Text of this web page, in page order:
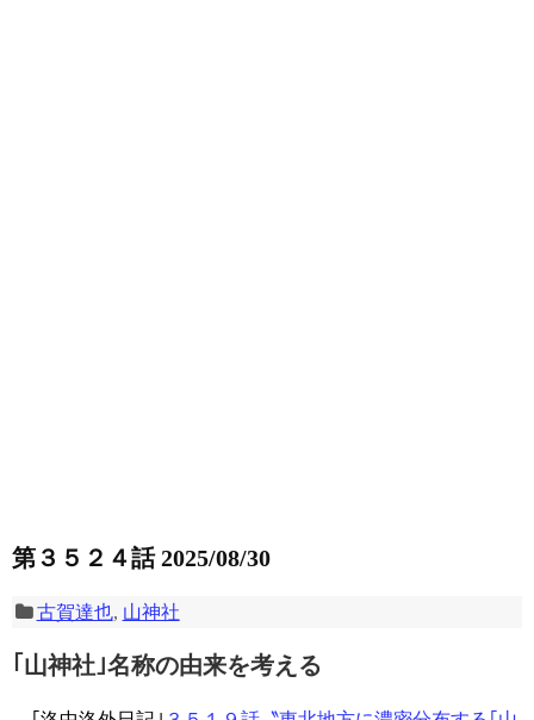
第３５２４話 2025/08/30
古賀達也, 山神社
｢山神社｣名称の由来を考える